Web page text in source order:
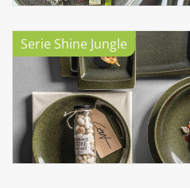
Serie Shine Jungle